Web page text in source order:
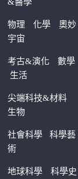
物理 化學
奧妙
宇宙
考古&演化
數學
生活
尖端科技&材料
生物
社會科學科學藝
術
地球科學 科學史